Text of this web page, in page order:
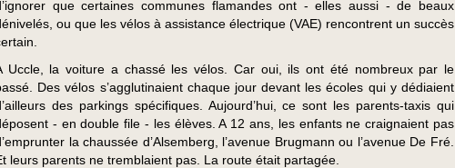
que certaines communes flamandes ont - elles aussi - de beaux
ou que les vélos à assistance électrique (VAE) rencontrent un succès
Uccle, la voiture a chassé les vélos. Car oui, ils ont été nombreux par le
Des vélos s’agglutinaient chaque jour devant les écoles qui y dédiaient
des parkings spécifiques. Aujourd’hui, ce sont les parents-taxis qui
- en double file - les élèves. A 12 ans, les enfants ne craignaient pas
la chaussée d’Alsemberg, l’avenue Brugmann ou l’avenue De Fré.
leurs parents ne tremblaient pas. La route était partagée.